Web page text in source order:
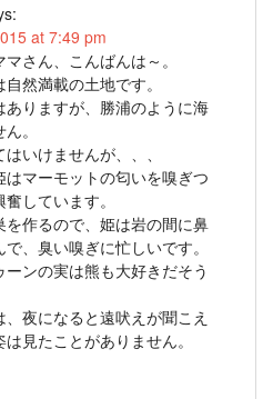
at 7:49 pm
さん、こんばんは～。
然満載の土地です。
ありますが、勝浦のように海
。
いけませんが、、、
はマーモットの匂いを嗅ぎつ
しています。
を作るので、姫は岩の間に鼻
、臭い嗅ぎに忙しいです。
ーンの実は熊も大好きだそう
、夜になると遠吠えが聞こえ
は見たことがありません。